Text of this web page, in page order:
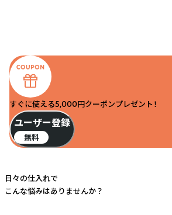
すぐに使える5,000円クーポンプレゼント！
ユーザー登録
無料
日々の仕入れで
こんな悩みはありませんか？